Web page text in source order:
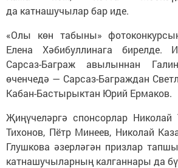
да катнашучылар бар иде.
«Олы көн табыны»
Елена Хәбибуллинага
Сарсаз-Баграж авылыннан
өченчедә — Сарсаз-Баграждан
Кабан-Бастырыктан Юрий Ермаков.
Җиңүчеләргә спонсорлар Николай
Тихонов, Пётр Минеев, Николай
Глушкова әзерләгән призлар
катнашучыларның калганнары да